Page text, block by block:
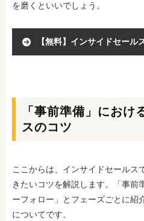
を磨くといいでしょう。
【無料】インサイドセール
「事前準備」におけ
スのコツ
ここからは、インサイドセールス
きたいコツを解説します。「事前
ーフォロー」とフェーズごとに紹
についてです。